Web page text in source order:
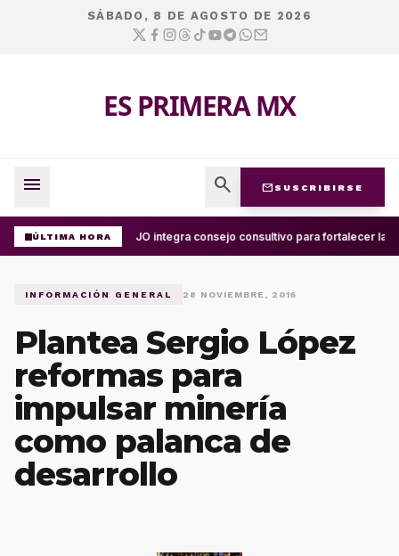
SÁBADO, 8 DE AGOSTO DE 2026
ES PRIMERA MX
menu search mail SUSCRIBIRSE
ÚLTIMA HORA UABJO integra consejo consultivo para fortalecer la
INFORMACIÓN GENERAL 28 NOVIEMBRE, 2016
Plantea Sergio López
reformas para
impulsar minería
como palanca de
desarrollo